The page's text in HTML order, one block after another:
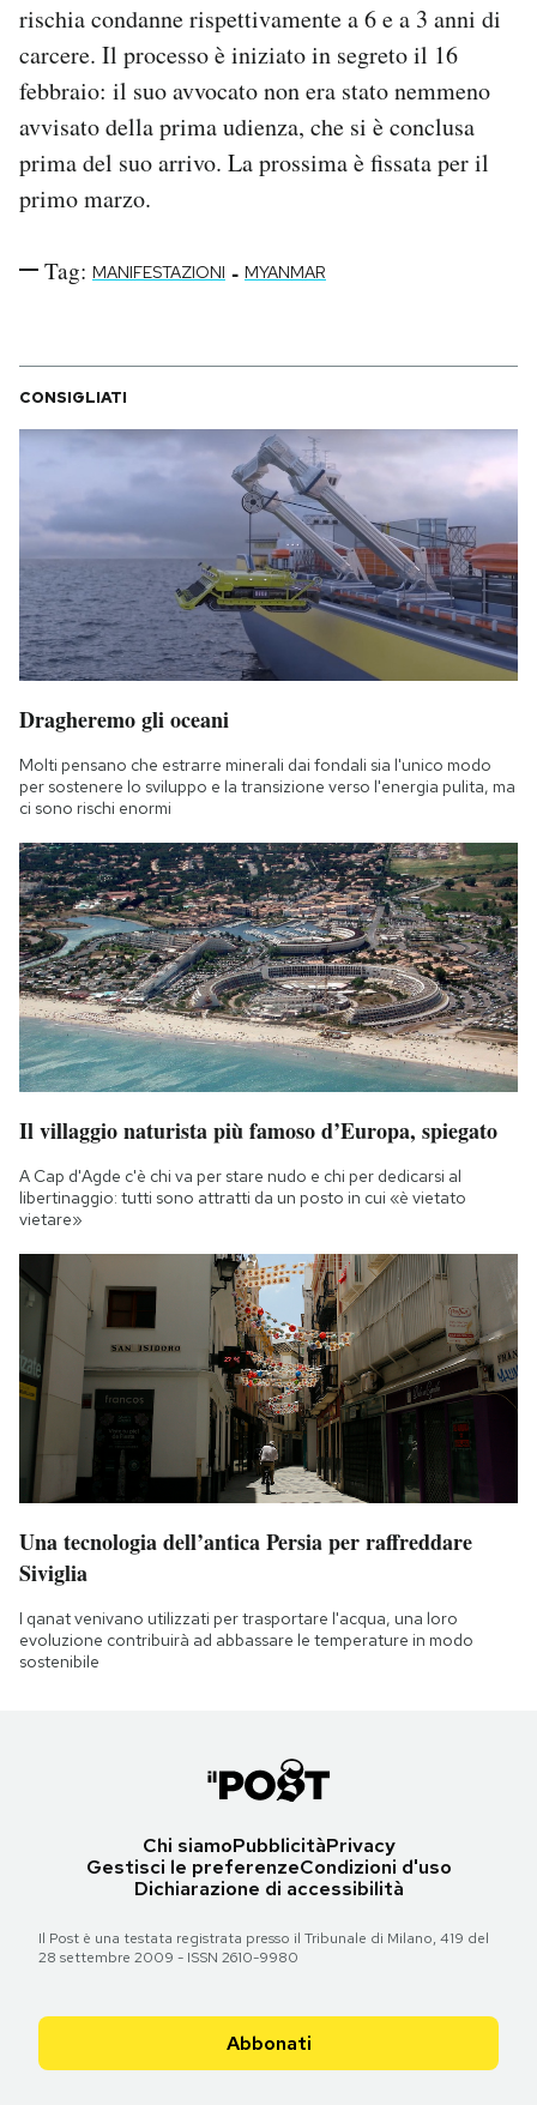
rischia condanne rispettivamente a 6 e a 3 anni di
carcere. Il processo è iniziato in segreto il 16
febbraio: il suo avvocato non era stato nemmeno
avvisato della prima udienza, che si è conclusa
prima del suo arrivo. La prossima è fissata per il
primo marzo.
Tag: MANIFESTAZIONI - MYANMAR
CONSIGLIATI
Dragheremo gli oceani
Molti pensano che estrarre minerali dai fondali sia l'unico modo
per sostenere lo sviluppo e la transizione verso l'energia pulita, ma
ci sono rischi enormi
Il villaggio naturista più famoso d’Europa, spiegato
A Cap d'Agde c'è chi va per stare nudo e chi per dedicarsi al
libertinaggio: tutti sono attratti da un posto in cui «è vietato
vietare»
Una tecnologia dell’antica Persia per raffreddare
Siviglia
I qanat venivano utilizzati per trasportare l'acqua, una loro
evoluzione contribuirà ad abbassare le temperature in modo
sostenibile
Chi siamoPubblicitàPrivacy
Gestisci le preferenzeCondizioni d'uso
Dichiarazione di accessibilità
Il Post è una testata registrata presso il Tribunale di Milano, 419 del
28 settembre 2009 - ISSN 2610-9980
Abbonati